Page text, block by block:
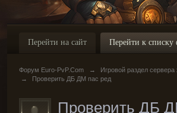
Перейти на сайт Перейти к списку
Форум Euro-PvP.Com →
Игровой раздел
→
Проверить ДБ ДМ пас ред
Проверить ДБ